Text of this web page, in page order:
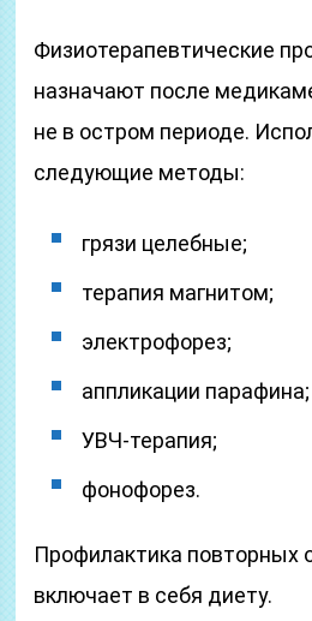
Физиотерапевтические
назначают после
не в остром периоде.
следующие методы:
грязи целебные;
терапия магнитом;
электрофорез;
аппликации парафина;
УВЧ-терапия;
фонофорез.
Профилактика повторных
включает в себя диету.